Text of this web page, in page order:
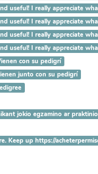
useful! I really appreciate
useful! I really appreciate
useful! I really appreciate
useful! I really appreciate
con su pedigrí
junto con su pedigrí
jokio egzamino ar
Keep up https://